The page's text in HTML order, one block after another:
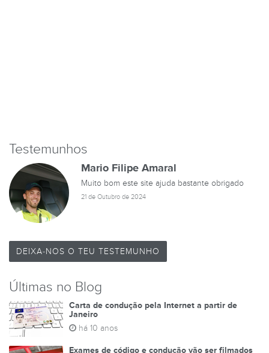
Testemunhos
Mario Filipe Amaral
Muito bom este site ajuda bastante obrigado
21 de Outubro de 2024
DEIXA-NOS O TEU TESTEMUNHO
Últimas no Blog
Carta de condução pela Internet a partir de
Janeiro
há 10 anos
Exames de código e condução vão ser filmados